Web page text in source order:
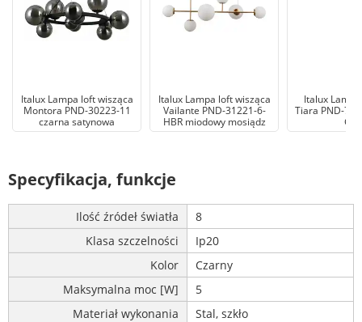
Italux Lampa loft wisząca
Montora PND-30223-11
czarna satynowa
Italux Lampa loft wisząca
Vailante PND-31221-6-
HBR miodowy mosiądz
Italux
Tiara PND-
GD
Specyfikacja, funkcje
Ilość źródeł światła
8
Klasa szczelności
Ip20
Kolor
Czarny
Maksymalna moc [W]
5
Materiał wykonania
Stal, szkło